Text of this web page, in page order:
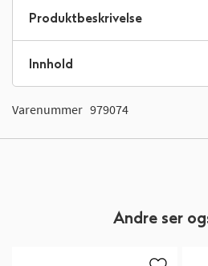
Produktbeskrivelse
Innhold
Varenummer 979074
Andre ser